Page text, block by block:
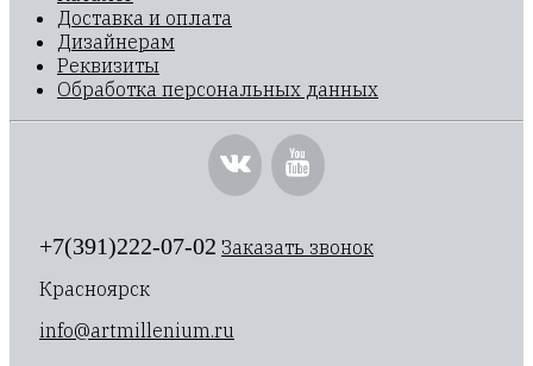
Доставка и оплата
Дизайнерам
Реквизиты
Обработка персональных данных
+7(391)222-07-02 Заказать звонок
Красноярск
info@artmillenium.ru